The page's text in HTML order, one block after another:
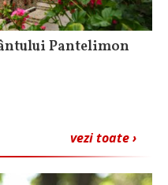
Pantelimon
vezi toate ›